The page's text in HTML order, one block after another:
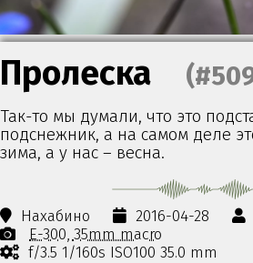
Пролеска
Так-то мы думали, что это
подснежник, а на самом деле
зима, а у нас – весна.
Нахабино 2016-04-28
E-300 35mm macro
f/3.5 1/160s ISO100 35.0 mm